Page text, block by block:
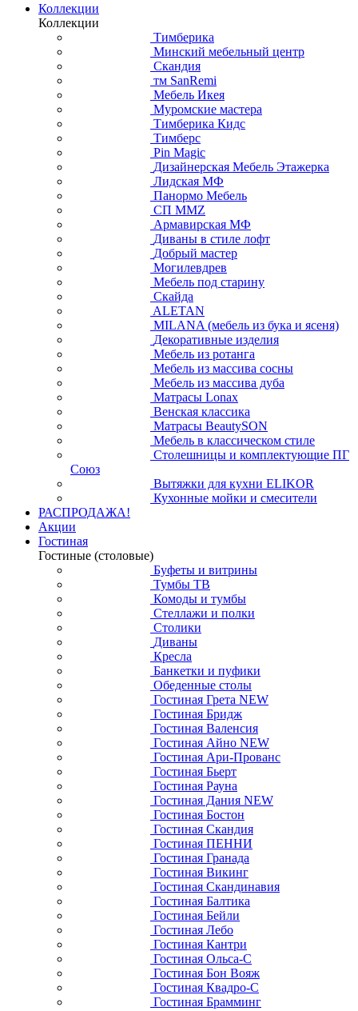
Коллекции
Коллекции
Тимберика
Минский мебельный центр
Скандия
тм SanRemi
Мебель Икея
Муромские мастера
Тимберика Кидс
Тимберс
Pin Magic
Дизайнерская Мебель Этажерка
Лидская МФ
Панормо Мебель
СП ММZ
Армавирская МФ
Диваны в стиле лофт
Добрый мастер
Могилевдрев
Мебель под старину
Скайда
ALETAN
MILANA (мебель из бука и ясеня)
Декоративные изделия
Мебель из ротанга
Мебель из массива сосны
Мебель из массива дуба
Матрасы Lonax
Венская классика
Матрасы BeautySON
Мебель в классическом стиле
Столешницы и комплектующие ПГ
Союз
Вытяжки для кухни ELIKOR
Кухонные мойки и смесители
РАСПРОДАЖА!
Акции
Гостиная
Гостиные (столовые)
Буфеты и витрины
Тумбы ТВ
Комоды и тумбы
Стеллажи и полки
Столики
Диваны
Кресла
Банкетки и пуфики
Обеденные столы
Гостиная Грета NEW
Гостиная Бридж
Гостиная Валенсия
Гостиная Айно NEW
Гостиная Ари-Прованс
Гостиная Бьерт
Гостиная Рауна
Гостиная Дания NEW
Гостиная Бостон
Гостиная Скандия
Гостиная ПЕННИ
Гостиная Гранада
Гостиная Викинг
Гостиная Скандинавия
Гостиная Балтика
Гостиная Бейли
Гостиная Лебо
Гостиная Кантри
Гостиная Ольса-С
Гостиная Бон Вояж
Гостиная Квадро-С
Гостиная Брамминг